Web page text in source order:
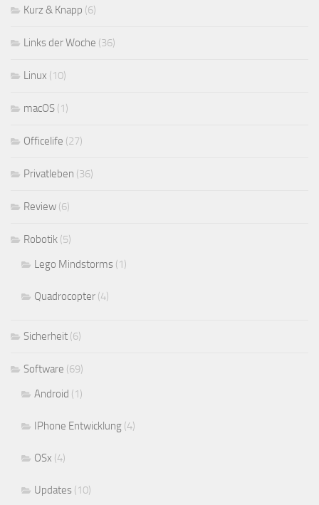
Kurz & Knapp (6)
Links der Woche (36)
Linux (10)
macOS (1)
Officelife (27)
Privatleben (36)
Review (6)
Robotik (5)
Lego Mindstorms (1)
Quadrocopter (4)
Sicherheit (6)
Software (69)
Android (1)
IPhone Entwicklung (4)
OSx (4)
Updates (10)